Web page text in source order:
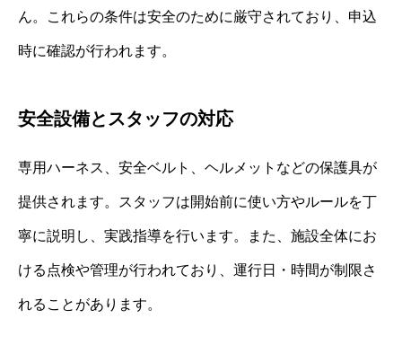
ん。これらの条件は安全のために厳守されており、申込
時に確認が行われます。
安全設備とスタッフの対応
専用ハーネス、安全ベルト、ヘルメットなどの保護具が
提供されます。スタッフは開始前に使い方やルールを丁
寧に説明し、実践指導を行います。また、施設全体にお
ける点検や管理が行われており、運行日・時間が制限さ
れることがあります。